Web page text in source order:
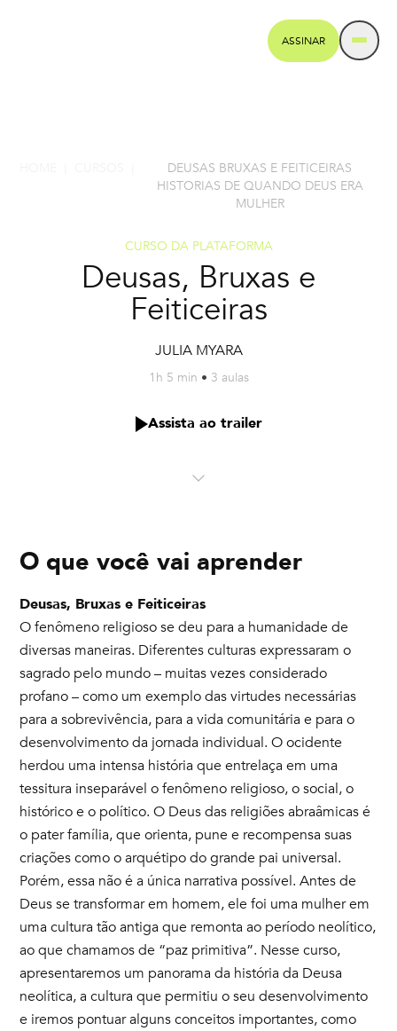
ASSINAR
DEUSAS BRUXAS E FEITICEIRAS
HISTORIAS DE QUANDO DEUS ERA
MULHER
CURSO DA PLATAFORMA
Deusas, Bruxas e
Feiticeiras
JULIA MYARA
1h 5 min • 3 aulas
Assista ao trailer
O que você vai aprender
Deusas, Bruxas e Feiticeiras
O fenômeno religioso se deu para a humanidade de
diversas maneiras. Diferentes culturas expressaram o
sagrado pelo mundo – muitas vezes considerado
profano – como um exemplo das virtudes necessárias
para a sobrevivência, para a vida comunitária e para o
desenvolvimento da jornada individual. O ocidente
herdou uma intensa história que entrelaça em uma
tessitura inseparável o fenômeno religioso, o social, o
histórico e o político. O Deus das religiões abraâmicas é
o pater família, que orienta, pune e recompensa suas
criações como o arquétipo do grande pai universal.
Porém, essa não é a única narrativa possível. Antes de
Deus se transformar em homem, ele foi uma mulher em
uma cultura tão antiga que remonta ao período neolítico,
ao que chamamos de “paz primitiva”. Nesse curso,
apresentaremos um panorama da história da Deusa
neolítica, a cultura que permitiu o seu desenvolvimento
e iremos pontuar alguns conceitos importantes, como